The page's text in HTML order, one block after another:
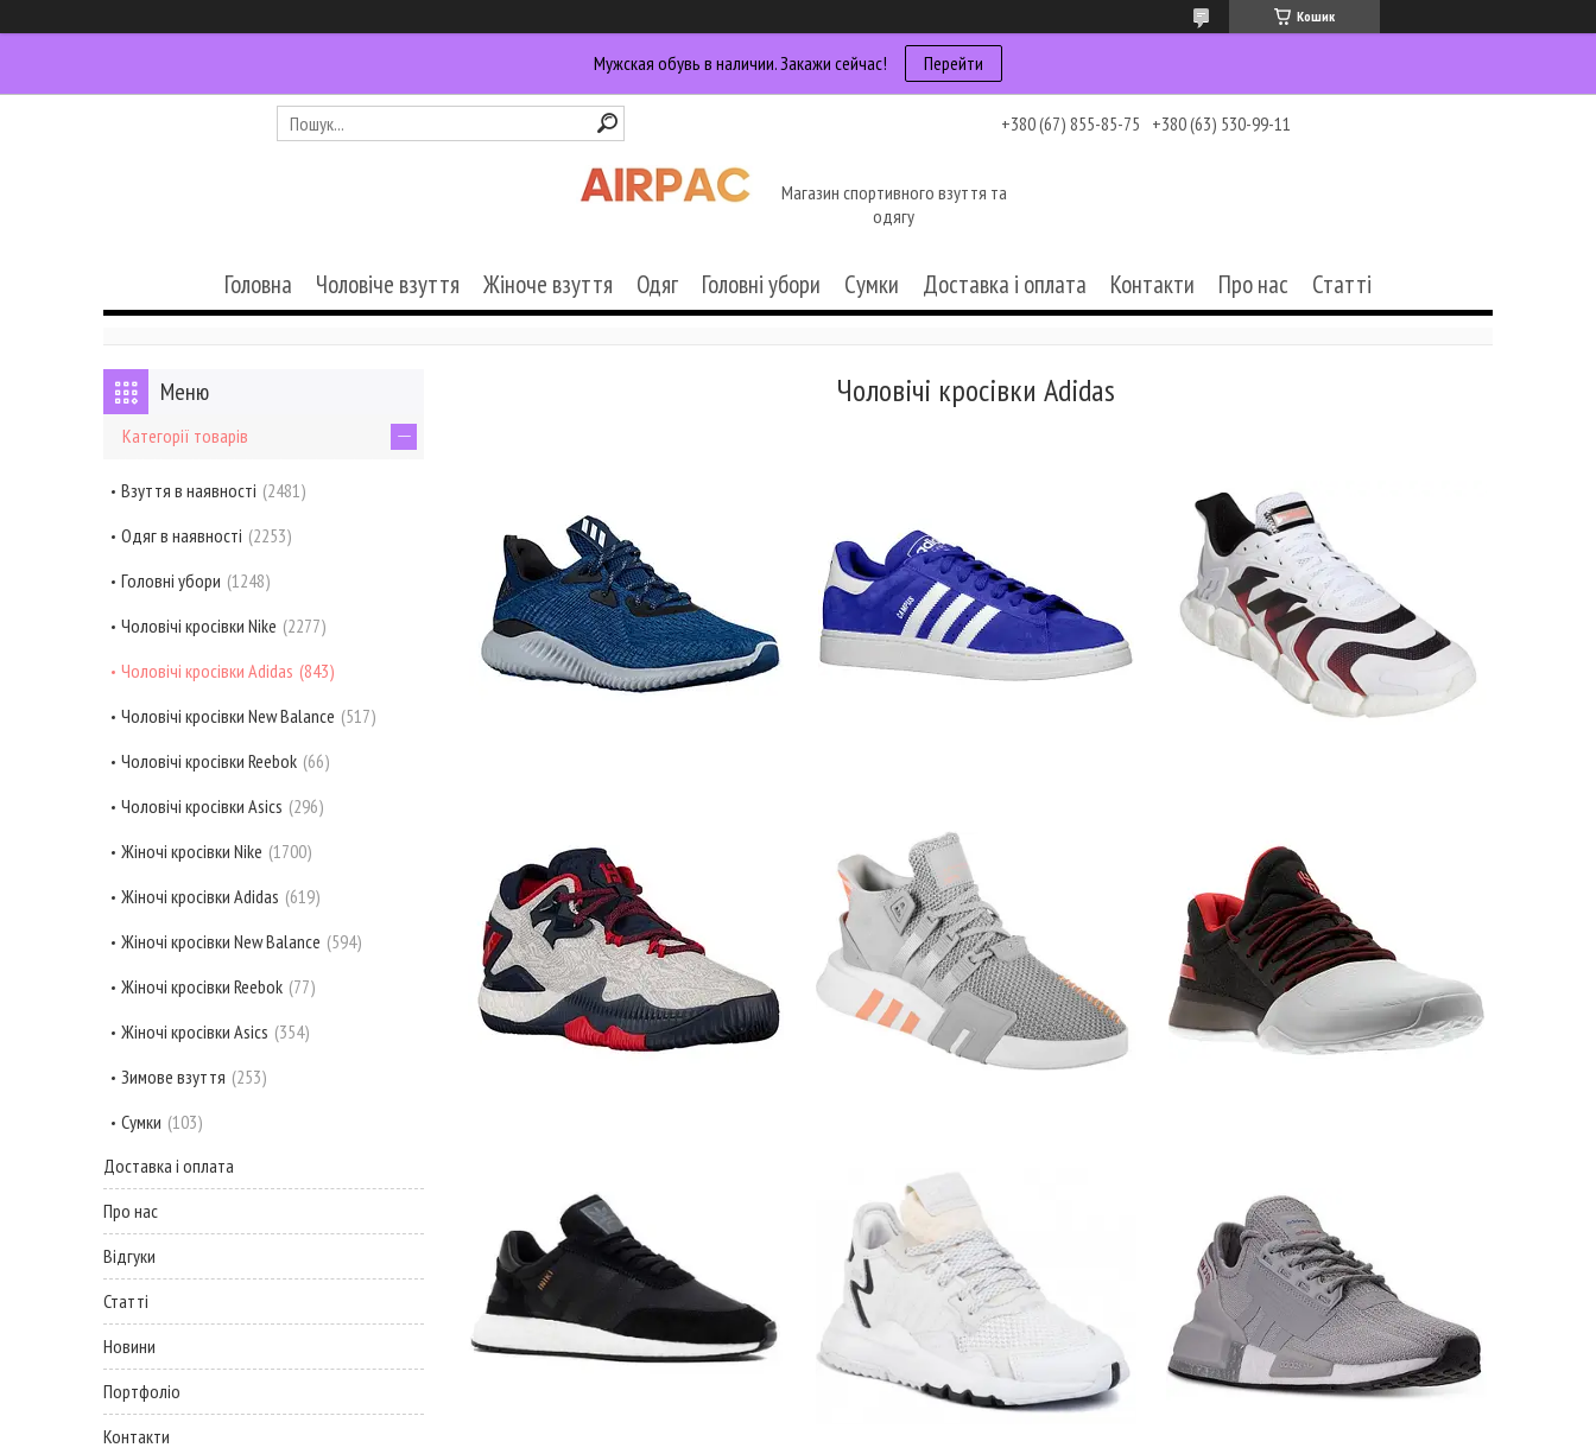
Кошик
Мужская обувь в наличии. Закажи сейчас! Перейти
+380 (67) 855-85-75 +380 (63) 530-99-11
Магазин спортивного взуття та
одягу
Головна Чоловіче взуття Жіноче взуття Одяг Головні убори Сумки Доставка і оплата Контакти Про нас Статті
Чоловічі кросівки Adidas
Категорії товарів
Взуття в наявності 2481
Одяг в наявності 2253
Головні убори 1248
Чоловічі кросівки Nike 2277
Чоловічі кросівки Adidas 843
Чоловічі кросівки New Balance 517
Чоловічі кросівки Reebok 66
Чоловічі кросівки Asics 296
Жіночі кросівки Nike 1700
Жіночі кросівки Adidas 619
Жіночі кросівки New Balance 594
Жіночі кросівки Reebok 77
Жіночі кросівки Asics 354
Зимове взуття 253
Сумки 103
Доставка і оплата
Про нас
Відгуки
Статті
Новини
Портфоліо
Контакти